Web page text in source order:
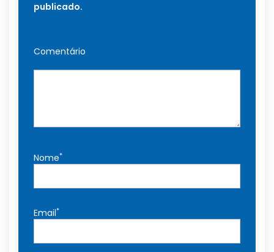
publicado.
Comentário
Nome*
Email*